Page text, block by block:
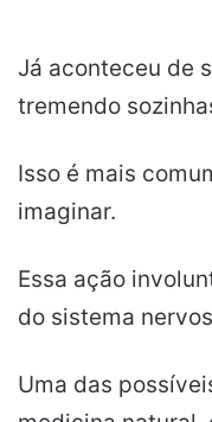
Já aconteceu de
tremendo
Isso é mais
imaginar.
Essa ação
do sistema
Uma das